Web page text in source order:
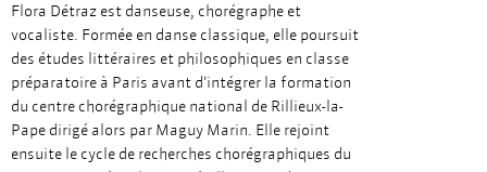
Flora Détraz est danseuse, chorégraphe et
vocaliste. Formée en danse classique, elle poursuit
des études littéraires et philosophiques en classe
préparatoire à Paris avant d’intégrer la formation
du centre chorégraphique national de Rillieux-la-
Pape dirigé alors par Maguy Marin. Elle rejoint
ensuite le cycle de recherches chorégraphiques du